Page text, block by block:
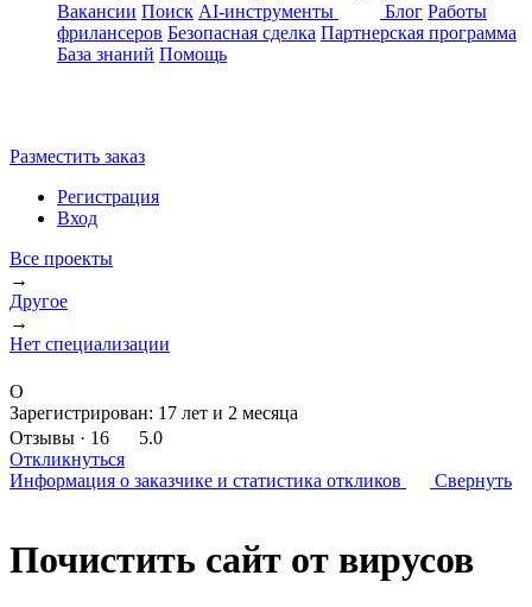
Вакансии Поиск AI-инструменты Блог Работы
фрилансеров Безопасная сделка Партнерская программа
База знаний Помощь
Разместить заказ
Регистрация
Вход
Все проекты
→
Другое
→
Нет специализации
O
Зарегистрирован: 17 лет и 2 месяца
Отзывы · 16
5.0
Откликнуться
Информация о заказчике и статистика откликов Свернуть
Почистить сайт от вирусов